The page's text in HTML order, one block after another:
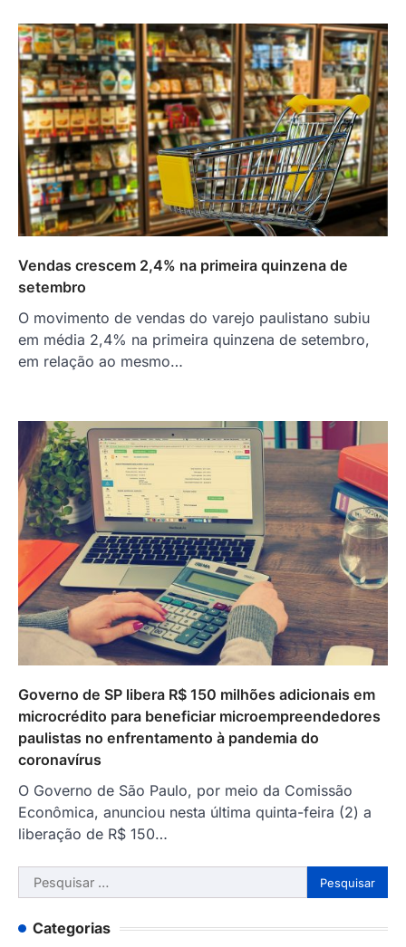
Vendas crescem 2,4% na primeira quinzena de
setembro
O movimento de vendas do varejo paulistano subiu
em média 2,4% na primeira quinzena de setembro,
em relação ao mesmo…
Governo de SP libera R$ 150 milhões adicionais em
microcrédito para beneficiar microempreendedores
paulistas no enfrentamento à pandemia do
coronavírus
O Governo de São Paulo, por meio da Comissão
Econômica, anunciou nesta última quinta-feira (2) a
liberação de R$ 150…
Pesquisar
por:
Categorias